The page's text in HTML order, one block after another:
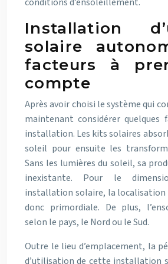
Installation
solaire
facteurs à
compte
Après avoir choisi le système qui
maintenant considérer quelques
installation. Les kits solaires
soleil pour ensuite les
Sans les lumières du soleil, sa
inexistante. Pour le
installation solaire, la localisation
donc primordiale. De plus,
selon le pays, le Nord ou le Sud.
Outre le lieu d’emplacement, la
d’utilisation de cette installation